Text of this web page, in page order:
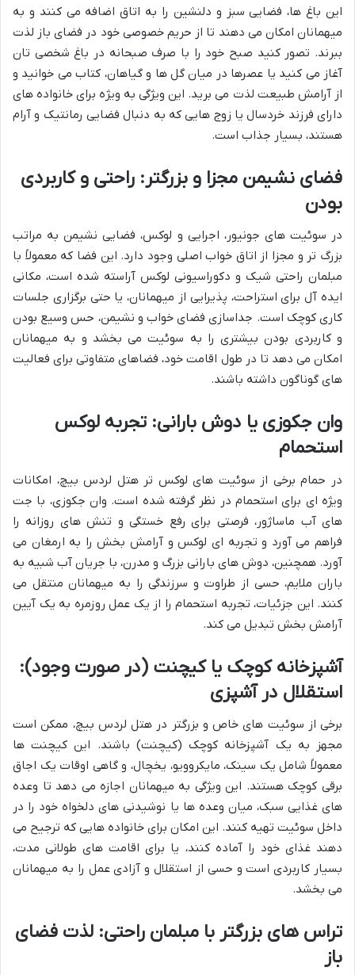
این باغ ها، فضایی سبز و دلنشین را به اتاق اضافه می کنند و به
میهمانان امکان می دهند تا از حریم خصوصی خود در فضای باز لذت
ببرند. تصور کنید صبح خود را با صرف صبحانه در باغ شخصی تان
آغاز می کنید یا عصرها در میان گل ها و گیاهان، کتاب می خوانید و
از آرامش طبیعت لذت می برید. این ویژگی به ویژه برای خانواده های
دارای فرزند خردسال یا زوج هایی که به دنبال فضایی رمانتیک و آرام
هستند، بسیار جذاب است.
فضای نشیمن مجزا و بزرگتر: راحتی و کاربردی
بودن
در سوئیت های جونیور، اجرایی و لوکس، فضایی نشیمن به مراتب
بزرگ تر و مجزا از اتاق خواب اصلی وجود دارد. این فضا که معمولاً با
مبلمان راحتی شیک و دکوراسیونی لوکس آراسته شده است، مکانی
ایده آل برای استراحت، پذیرایی از میهمانان، یا حتی برگزاری جلسات
کاری کوچک است. جداسازی فضای خواب و نشیمن، حس وسیع بودن
و کاربردی بودن بیشتری را به سوئیت می بخشد و به میهمانان
امکان می دهد تا در طول اقامت خود، فضاهای متفاوتی برای فعالیت
های گوناگون داشته باشند.
وان جکوزی یا دوش بارانی: تجربه لوکس
استحمام
در حمام برخی از سوئیت های لوکس تر هتل لردس بیچ، امکانات
ویژه ای برای استحمام در نظر گرفته شده است. وان جکوزی، با جت
های آب ماساژور، فرصتی برای رفع خستگی و تنش های روزانه را
فراهم می آورد و تجربه ای لوکس و آرامش بخش را به ارمغان می
آورد. همچنین، دوش های بارانی بزرگ و مدرن، با جریان آب شبیه به
باران ملایم، حسی از طراوت و سرزندگی را به میهمانان منتقل می
کنند. این جزئیات، تجربه استحمام را از یک عمل روزمره به یک آیین
آرامش بخش تبدیل می کند.
آشپزخانه کوچک یا کیچنت (در صورت وجود):
استقلال در آشپزی
برخی از سوئیت های خاص و بزرگتر در هتل لردس بیچ، ممکن است
مجهز به یک آشپزخانه کوچک (کیچنت) باشند. این کیچنت ها
معمولاً شامل یک سینک، مایکروویو، یخچال، و گاهی اوقات یک اجاق
برقی کوچک هستند. این ویژگی به میهمانان اجازه می دهد تا وعده
های غذایی سبک، میان وعده ها یا نوشیدنی های دلخواه خود را در
داخل سوئیت تهیه کنند. این امکان برای خانواده هایی که ترجیح می
دهند غذای خود را آماده کنند، یا برای اقامت های طولانی مدت،
بسیار کاربردی است و حسی از استقلال و آزادی عمل را به میهمانان
می بخشد.
تراس های بزرگتر با مبلمان راحتی: لذت فضای
باز